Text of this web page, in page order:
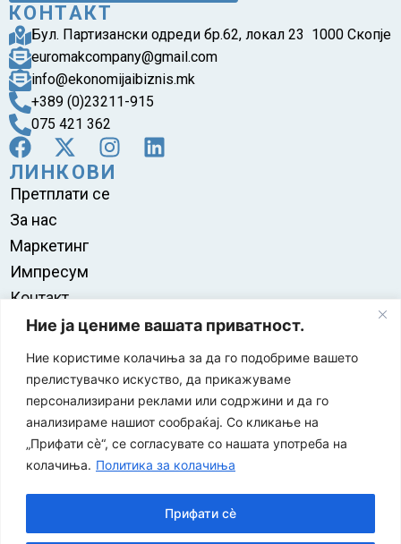
Ние ја цениме вашата приватност.
Ние користиме колачиња за да го подобриме вашето
прелистувачко искуство, да прикажуваме
персонализирани реклами или содржини и да го
анализираме нашиот сообраќај. Со кликање на
„Прифати сè“, се согласувате со нашата употреба на
колачиња. Политика за колачиња
Прифати сè
КОНТАКТ
Бул. Партизански одреди бр.62, локал 23 1000 Скопје
euromakcompany@gmail.com
info@ekonomijaibiznis.mk
+389 (0)23211-915
075 421 362
ЛИНКОВИ
Претплати се
За нас
Маркетинг
Импресум
Контакт
Правила на користење